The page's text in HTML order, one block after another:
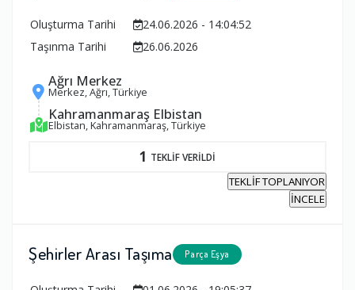
Oluşturma Tarihi
24.06.2026 - 14:04:52
Taşınma Tarihi
26.06.2026
Ağrı Merkez
Merkez, Ağrı, Türkiye
Kahramanmaraş Elbistan
Elbistan, Kahramanmaraş, Türkiye
1 TEKLİF VERİLDİ
TEKLİF TOPLANIYOR
İNCELE
Şehirler Arası Taşıma Parça Eşya